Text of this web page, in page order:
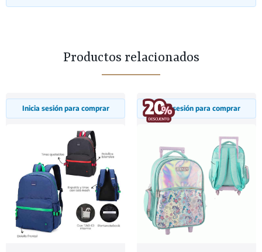
Productos relacionados
Inicia sesión para comprar Inicia sesión para comprar